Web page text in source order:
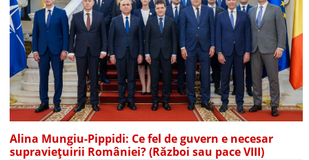
Alina Mungiu-Pippidi: Ce fel de guvern e necesar
supraviețuirii României? (Război sau pace VIII)